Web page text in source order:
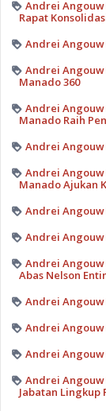
Andrei Angouw
Rapat
Andrei Angouw
Andrei Angouw
Manado 360
Andrei Angouw
Manado Raih
Andrei
Andrei Angouw
Manado Ajukan
Andrei Angouw
Andrei
Andrei
Abas Nelson
Andrei
Andrei
Andrei
Andrei
Jabatan Lingkup